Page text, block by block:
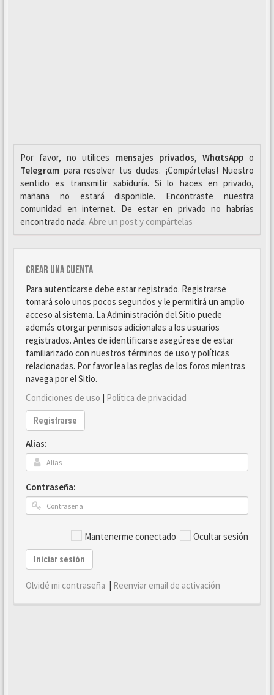
Por favor, no utilices mensajes privados, WhαtsAppo
Telegrαm para resolver tus dudas. ¡Compártelas! Nuestro
sentido es transmitir sabiduría. Si lo haces en privado,
mañana no estará disponible. Encontraste nuestra
comunidad en internet. De estar en privado no habrías
encontrado nada. Abre un post y compártelas
Crear una cuenta
Para autenticarse debe estar registrado. Registrarse
tomará solo unos pocos segundos y le permitirá un amplio
acceso al sistema. La Administración del Sitio puede
además otorgar permisos adicionales a los usuarios
registrados. Antes de identificarse asegúrese de estar
familiarizado con nuestros términos de uso y políticas
relacionadas. Por favor lea las reglas de los foros mientras
navega por el Sitio.
Condiciones de uso | Política de privacidad
Registrarse
Alias:
Contraseña:
Mantenerme conectado Ocultar sesión
Iniciar sesión
Olvidé mi contraseña | Reenviar email de activación